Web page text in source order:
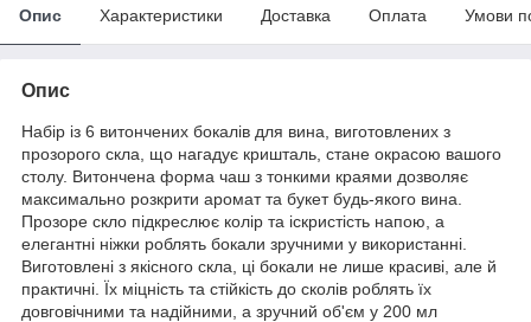
Опис Характеристики Доставка Оплата Умови
Опис
Набір із 6 витончених бокалів для вина, виготовлених з
прозорого скла, що нагадує кришталь, стане окрасою вашого
столу. Витончена форма чаш з тонкими краями дозволяє
максимально розкрити аромат та букет будь-якого вина.
Прозоре скло підкреслює колір та іскристість напою, а
елегантні ніжки роблять бокали зручними у використанні.
Виготовлені з якісного скла, ці бокали не лише красиві, але й
практичні. Їх міцність та стійкість до сколів роблять їх
довговічними та надійними, а зручний об'єм у 200 мл